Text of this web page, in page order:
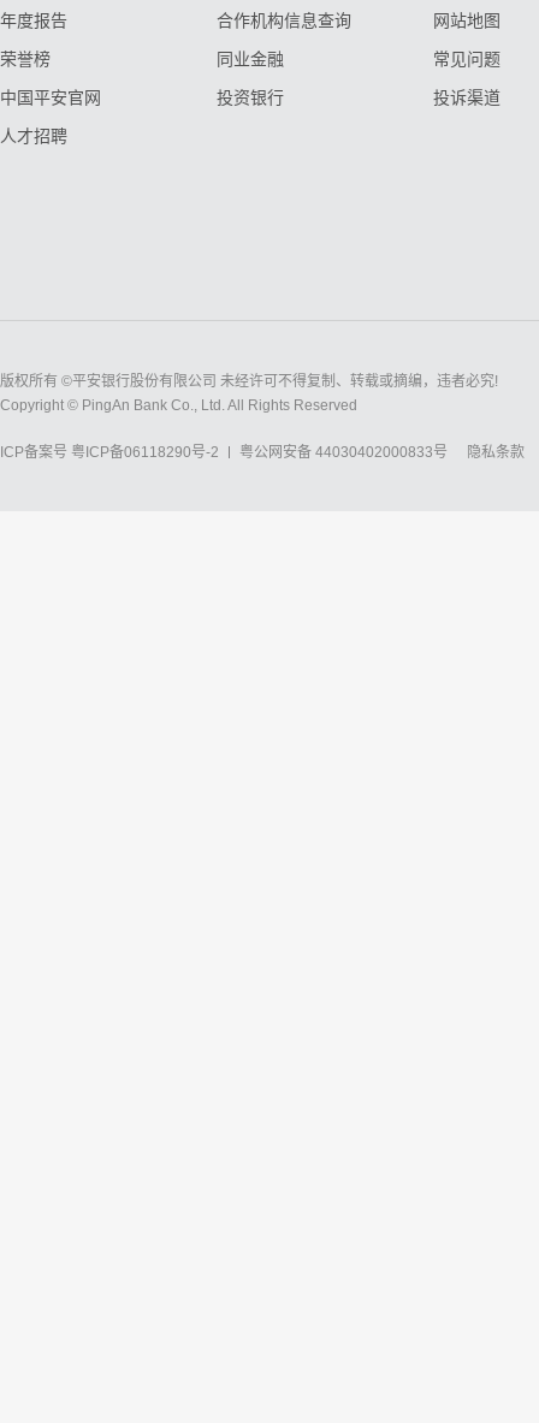
年度报告
荣誉榜
中国平安官网
人才招聘
合作机构信息查询
同业金融
投资银行
网站地图
常见问题
投诉渠道
版权所有 ©平安银行股份有限公司 未经许可不得复制、转载或摘编，违者必究!
Copyright © PingAn Bank Co., Ltd. All Rights Reserved
ICP备案号 粤ICP备06118290号-2 粤公网安备 44030402000833号 隐私条款